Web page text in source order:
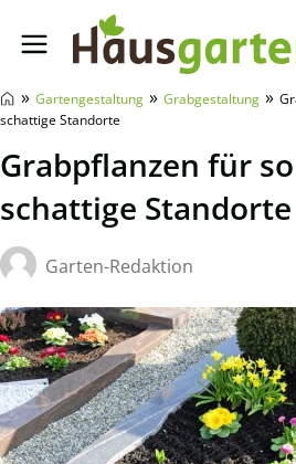
Hausgarten.net
» Gartengestaltung » Grabgestaltung »
schattige Standorte
Grabpflanzen für
schattige Standorte
Garten-Redaktion